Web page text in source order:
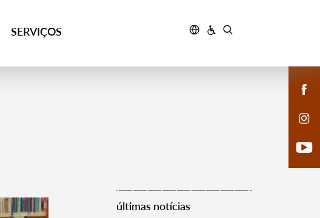
SERVIÇOS
últimas notícias